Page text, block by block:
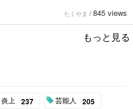
たくやま / 845 views
もっと見る
炎上 237 芸能人 205